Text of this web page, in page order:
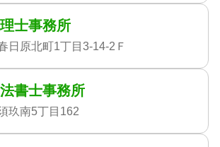
士事務所
日原北町1丁目3-14-2Ｆ
書士事務所
玖南5丁目162